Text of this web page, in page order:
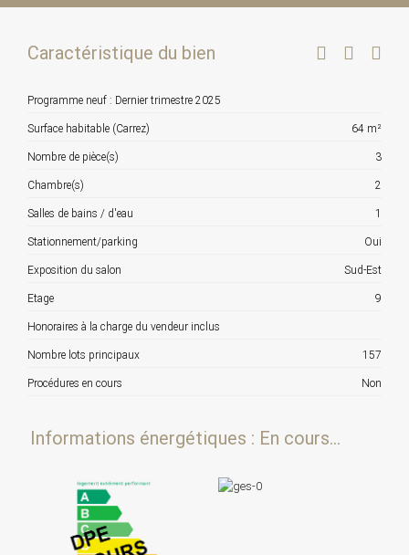
Caractéristique du bien
Programme neuf : Dernier trimestre 2025
Surface habitable (Carrez) 64 m²
Nombre de pièce(s) 3
Chambre(s) 2
Salles de bains / d'eau 1
Stationnement/parking Oui
Exposition du salon Sud-Est
Etage 9
Honoraires à la charge du vendeur inclus
Nombre lots principaux 157
Procédures en cours Non
Informations énergétiques : En cours...